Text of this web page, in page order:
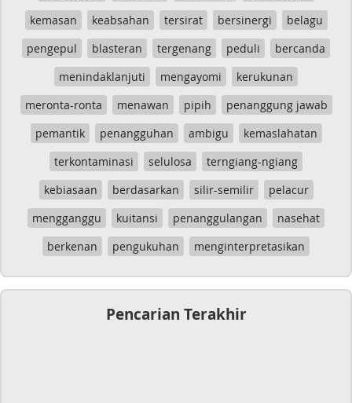
kemasan
keabsahan tersirat bersinergi
belagu
pengepul
blasteran tergenang peduli
bercanda
menindaklanjuti
mengayomi
kerukunan
meronta-ronta
menawan pipih
penanggung jawab
pemantik
penangguhan ambigu
kemaslahatan
terkontaminasi
selulosa
terngiang-ngiang
kebiasaan
berdasarkan silir-semilir
pelacur
mengganggu
kuitansi penanggulangan
nasehat
berkenan
pengukuhan menginterpretasikan
Pencarian Terakhir